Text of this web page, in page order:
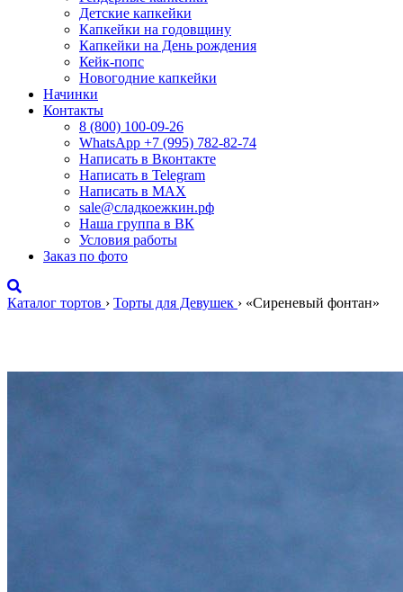
Детские капкейки
Капкейки на годовщину
Капкейки на День рождения
Кейк-попс
Новогодние капкейки
Начинки
Контакты
8 (800) 100-09-26
WhatsApp +7 (995) 782-82-74
Написать в Вконтакте
Написать в Telegram
Написать в MAX
sale@сладкоежкин.рф
Наша группа в ВК
Условия работы
Заказ по фото
Каталог тортов › Торты для Девушек › «Сиреневый фонтан»